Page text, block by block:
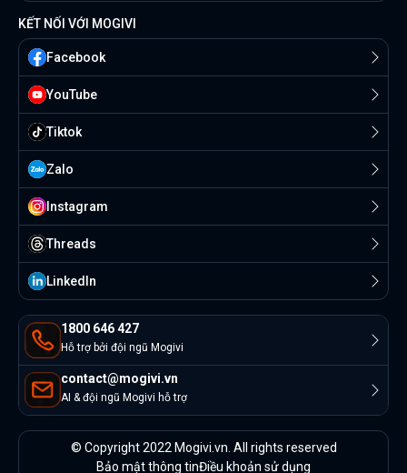
1800 646 427
Hỗ trợ bởi đội ngũ Mogivi
contact@mogivi.vn
AI & đội ngũ Mogivi hỗ trợ
KẾT NỐI VỚI MOGIVI
Facebook
YouTube
Tiktok
Zalo
Instagram
Threads
Linkedln
© Copyright 2022 Mogivi.vn. All rights reserved
Bảo mật thông tinĐiều khoản sử dụng